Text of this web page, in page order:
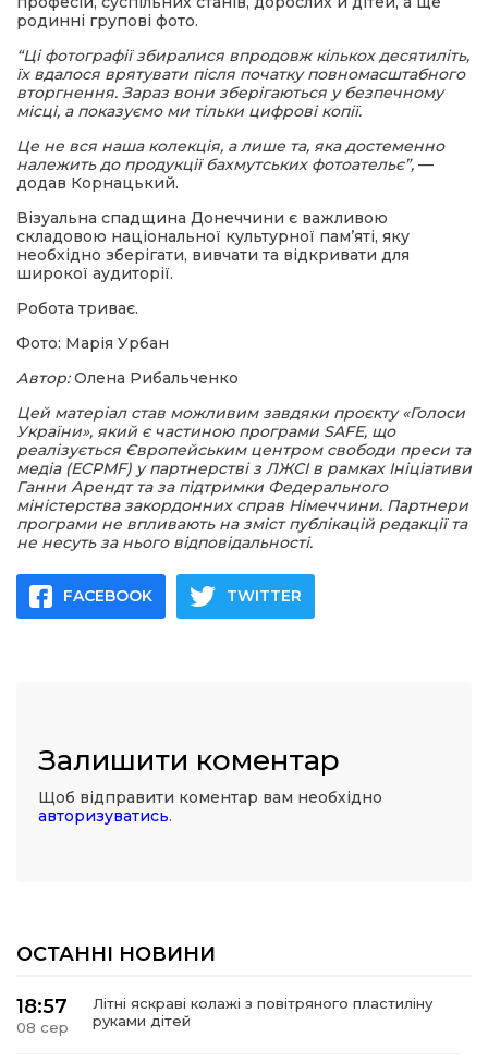
родинні групові фото.
“Ці фотографії збиралися впродовж кількох десятиліть,
їх вдалося врятувати після початку повномасштабного
вторгнення. Зараз вони зберігаються у безпечному
місці, а показуємо ми тільки цифрові копії.
Це не вся наша колекція, а лише та, яка достеменно
належить до продукції бахмутських фотоательє”, —
додав Корнацький.
Візуальна спадщина Донеччини є важливою
складовою національної культурної пам’яті, яку
необхідно зберігати, вивчати та відкривати для
широкої аудиторії.
Робота триває.
Фото: Марія Урбан
Автор:Олена Рибальченко
Цей матеріал став можливим завдяки проєкту «Голоси
України», який є частиною програми SAFE, що
реалізується Європейським центром свободи преси та
медіа (ECPMF) у партнерстві з ЛЖСІ в рамках Ініціативи
Ганни Арендт та за підтримки Федерального
міністерства закордонних справ Німеччини. Партнери
програми не впливають на зміст публікацій редакції та
не несуть за нього відповідальності.
FACEBOOK TWITTER
Залишити коментар
Щоб відправити коментар вам необхідно
авторизуватись.
ОСТАННІ НОВИНИ
18:57
08 сер
Літні яскраві колажі з повітряного пластиліну
руками дітей